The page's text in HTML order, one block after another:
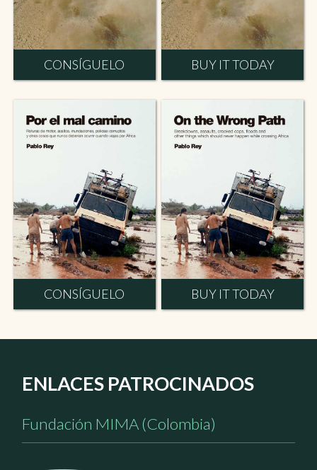
CONSÍGUELO BUY IT TODAY
CONSÍGUELO BUY IT TODAY
ENLACES PATROCINADOS
Fundación MIMA (Colombia)